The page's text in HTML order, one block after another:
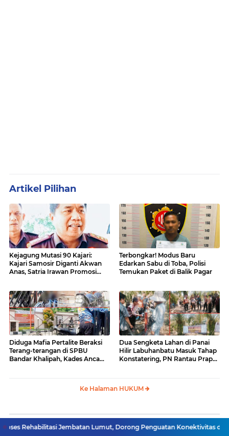
Artikel Pilihan
Kejagung Mutasi 90 Kajari:
Kajari Samosir Diganti Akwan
Anas, Satria Irawan Promosi
Terbongkar! Modus Baru
Edarkan Sabu di Toba, Polisi
Temukan Paket di Balik Pagar
Diduga Mafia Pertalite Beraksi
Terang-terangan di SPBU
Bandar Khalipah, Kades Ancam
Dua Sengketa Lahan di Panai
Hilir Labuhanbatu Masuk Tahap
Konstatering, PN Rantau Prapat
Ke Halaman HUKUM
Berita Terpopuler
Jembatan Lumut, Dorong Penguatan Konektivitas di Aceh Pasien